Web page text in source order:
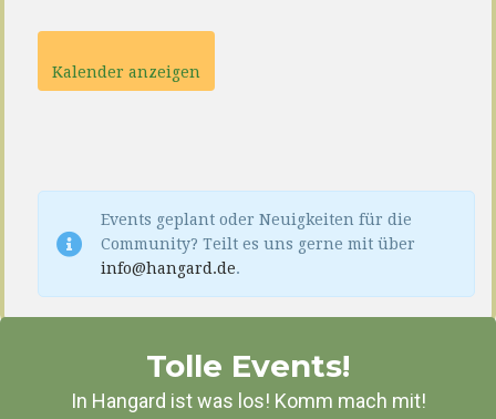
Kalender anzeigen
Events geplant oder Neuigkeiten für die
Community? Teilt es uns gerne mit über
info@hangard.de.
Tolle Events!
In Hangard ist was los! Komm mach mit!